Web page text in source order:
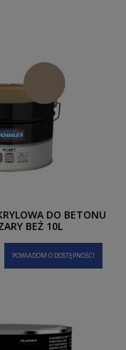
DO BETONU
BEŻ 10L
POWIADOM O DOSTĘPNOŚCI